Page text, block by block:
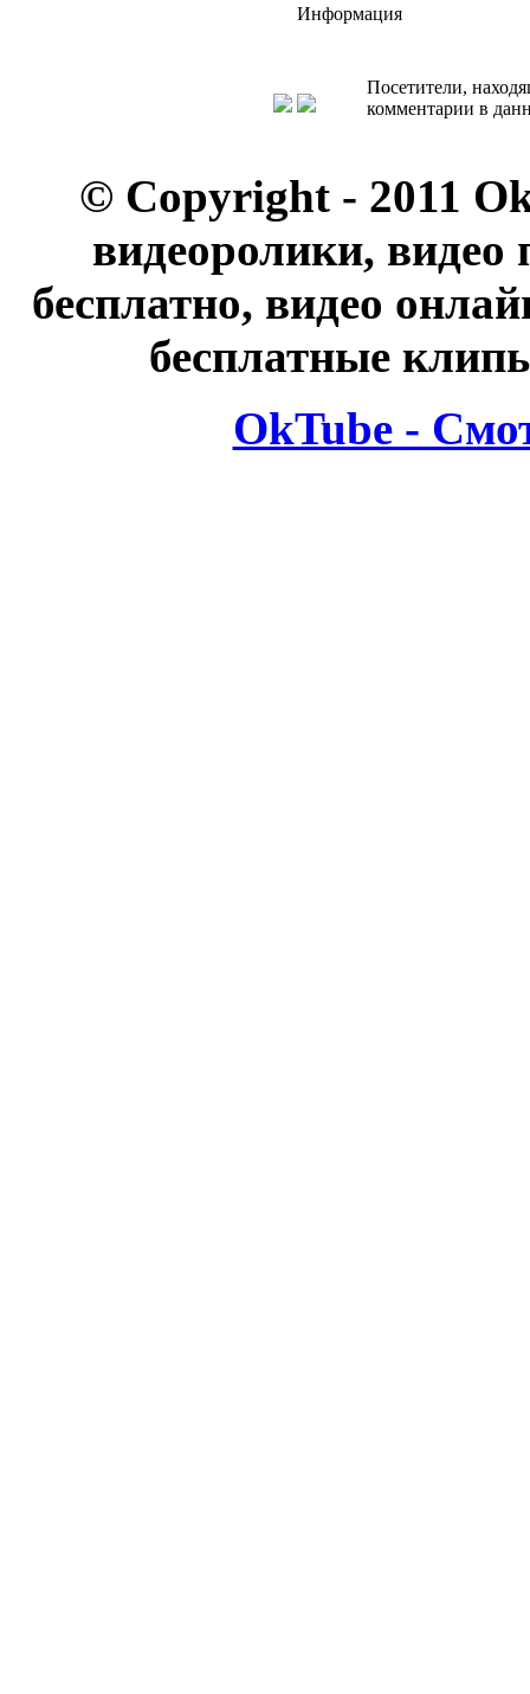
Информация
Посетители,
комментарии в
© Copyright - 2011
видеоролики, видео
бесплатно, видео
бесплатные
OkTube -